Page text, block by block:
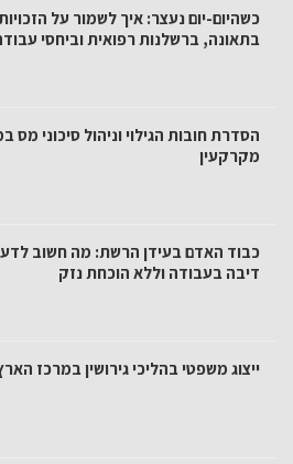
כשהיום-יום נעצר: איך לשמור על
בתאונה, ברשלנות רפואית וביחסי
הסדרת חובות הגילוי וניהול סיכוני מס
מקרקעין
כבוד האדם בעידן הרשת: מה חשוב
דיבה בעבודה וללא הוכחת נזק
ייצוג משפטי בהליכי גירושין במרכז